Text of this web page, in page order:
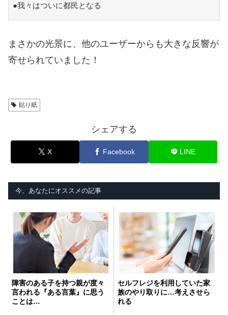
●我々はついに都民となる
まさかの光景に、他のユーザーからも大きな反響が
寄せられていました！
貼り紙
シェアする
X Facebook LINE
今、あなたにオススメの記事
障害のある子を持つ親が度々
言われる『ある言葉』に思う
ことは…
セルフレジを利用していた家
族のやり取りに…考えさせら
れる